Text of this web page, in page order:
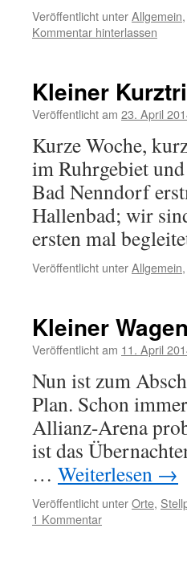
Veröffentlicht unterAllgemein,
Kommentar hinterlassen
Kleiner
Veröffentlicht am 23. April
Kurze Woche,
im Ruhrgebiet
Bad Nenndorf
Hallenbad; wir
ersten mal
Veröffentlicht unterAllgemein,
Kleiner
Veröffentlicht am 11. April
Nun ist zum
Plan. Schon
Allianz-Arena
ist das
… Weiterlesen →
Veröffentlicht unterOrte,
1 Kommentar